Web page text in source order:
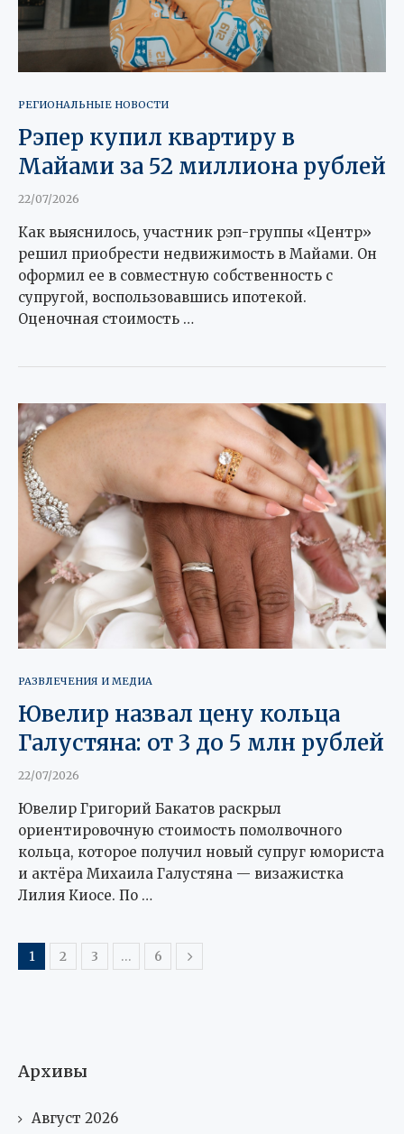
РЕГИОНАЛЬНЫЕ НОВОСТИ
Рэпер купил квартиру в
Майами за 52 миллиона рублей
22/07/2026
Как выяснилось, участник рэп-группы «Центр»
решил приобрести недвижимость в Майами. Он
оформил ее в совместную собственность с
супругой, воспользовавшись ипотекой.
Оценочная стоимость …
РАЗВЛЕЧЕНИЯ И МЕДИА
Ювелир назвал цену кольца
Галустяна: от 3 до 5 млн рублей
22/07/2026
Ювелир Григорий Бакатов раскрыл
ориентировочную стоимость помолвочного
кольца, которое получил новый супруг юмориста
и актёра Михаила Галустяна — визажистка
Лилия Киосе. По …
1 2 3 … 6
Архивы
Август 2026